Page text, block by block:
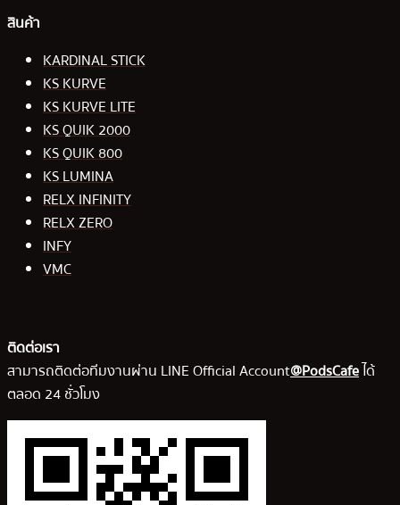
สินค้า
KARDINAL STICK
KS KURVE
KS KURVE LITE
KS QUIK 2000
KS QUIK 800
KS LUMINA
RELX INFINITY
RELX ZERO
INFY
VMC
ติดต่อเรา
สามารถติดต่อทีมงานผ่าน LINE Official Account@PodsCafeได้
ตลอด 24 ชั่วโมง